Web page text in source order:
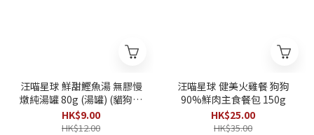
汪喵星球 鮮甜鰹魚湯 無膠慢
燉純湯罐 80g (湯罐) (貓狗適
用)
HK$9.00
HK$12.00
汪喵星球 健美火雞餐 狗狗
90%鮮肉主食餐包 150g
HK$25.00
HK$35.00